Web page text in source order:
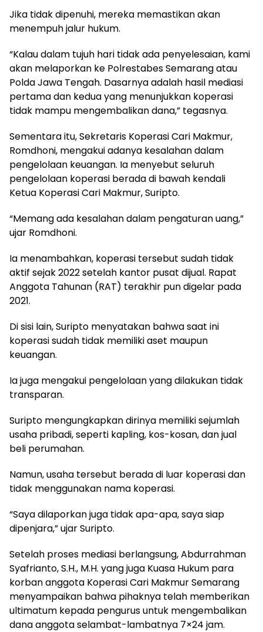
Jika tidak dipenuhi, mereka memastikan akan
menempuh jalur hukum.
“Kalau dalam tujuh hari tidak ada penyelesaian, kami
akan melaporkan ke Polrestabes Semarang atau
Polda Jawa Tengah. Dasarnya adalah hasil mediasi
pertama dan kedua yang menunjukkan koperasi
tidak mampu mengembalikan dana,” tegasnya.
Sementara itu, Sekretaris Koperasi Cari Makmur,
Romdhoni, mengakui adanya kesalahan dalam
pengelolaan keuangan. Ia menyebut seluruh
pengelolaan koperasi berada di bawah kendali
Ketua Koperasi Cari Makmur, Suripto.
“Memang ada kesalahan dalam pengaturan uang,”
ujar Romdhoni.
Ia menambahkan, koperasi tersebut sudah tidak
aktif sejak 2022 setelah kantor pusat dijual. Rapat
Anggota Tahunan (RAT) terakhir pun digelar pada
2021.
Di sisi lain, Suripto menyatakan bahwa saat ini
koperasi sudah tidak memiliki aset maupun
keuangan.
Ia juga mengakui pengelolaan yang dilakukan tidak
transparan.
Suripto mengungkapkan dirinya memiliki sejumlah
usaha pribadi, seperti kapling, kos-kosan, dan jual
beli perumahan.
Namun, usaha tersebut berada di luar koperasi dan
tidak menggunakan nama koperasi.
“Saya dilaporkan juga tidak apa-apa, saya siap
dipenjara,” ujar Suripto.
Setelah proses mediasi berlangsung, Abdurrahman
Syafrianto, S.H., M.H. yang juga Kuasa Hukum para
korban anggota Koperasi Cari Makmur Semarang
menyampaikan bahwa pihaknya telah memberikan
ultimatum kepada pengurus untuk mengembalikan
dana anggota selambat-lambatnya 7×24 jam.